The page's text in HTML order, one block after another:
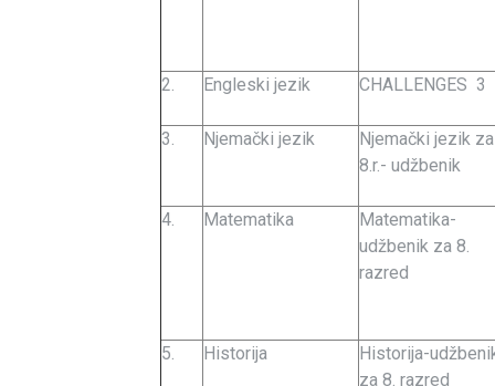
2. Engleski jezik CHALLENGES 3
3. Njemački jezik
Njemački jezik za
8.r.- udžbenik
4. Matematika
Matematika-
udžbenik za 8.
razred
5. Historija
Historija-
za 8. razred